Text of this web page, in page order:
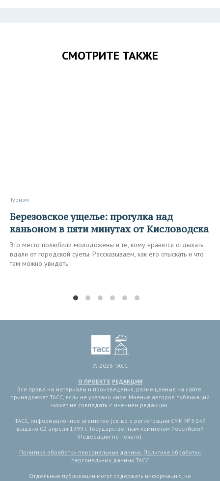
СМОТРИТЕ ТАКЖЕ
Туризм
Березовское ущелье: прогулка над
каньоном в пяти минутах от Кисловодска
Это место полюбили молодожены и те, кому нравится отдыхать
вдали от городской суеты. Рассказываем, как его отыскать и что
там можно увидеть
© 2026 ТАСС
О ПРОЕКТЕ РЕДАКЦИЯ
Все права на материалы и произведения, размещенные на сайте,
принадлежат ТАСС, если не указано иное. Мнение авторов публикаций
может не совпадать с мнением редакции.
ТАСС, информационное агентство (св-во о регистрации СМИ № 3 247
выдано 02 апреля 1999 г. Государственным комитетом Российской
Федерации по печати).
Политика обработки персональных данных, Политика обработки
персональных данных ТАСС
Отдельные публикации могут содержать информацию, не